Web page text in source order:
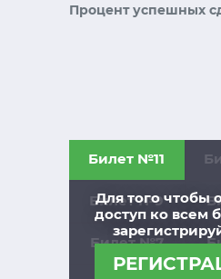
Процент успешных
Для того чтобы
доступ ко всем
Билет №11
Билет №9
Билет №7